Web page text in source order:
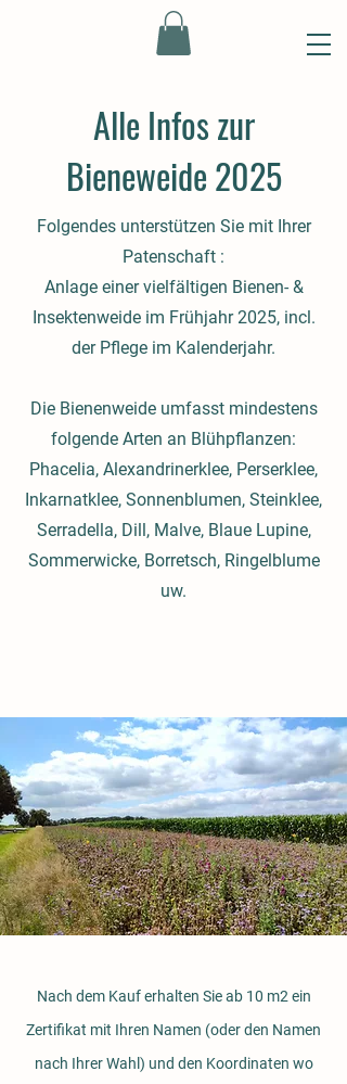
Alle Infos zur
Bieneweide 2025
Folgendes unterstützen Sie mit Ihrer
Patenschaft :
Anlage einer vielfältigen Bienen- &
Insektenweide im Frühjahr 2025, incl.
der Pflege im Kalenderjahr.
Die Bienenweide umfasst mindestens
folgende Arten an Blühpflanzen:
Phacelia, Alexandrinerklee, Perserklee,
Inkarnatklee, Sonnenblumen, Steinklee,
Serradella, Dill, Malve, Blaue Lupine,
Sommerwicke, Borretsch, Ringelblume
uw.
Nach dem Kauf erhalten Sie ab 10 m2 ein
Zertifikat mit Ihren Namen (oder den Namen
nach Ihrer Wahl) und den Koordinaten wo